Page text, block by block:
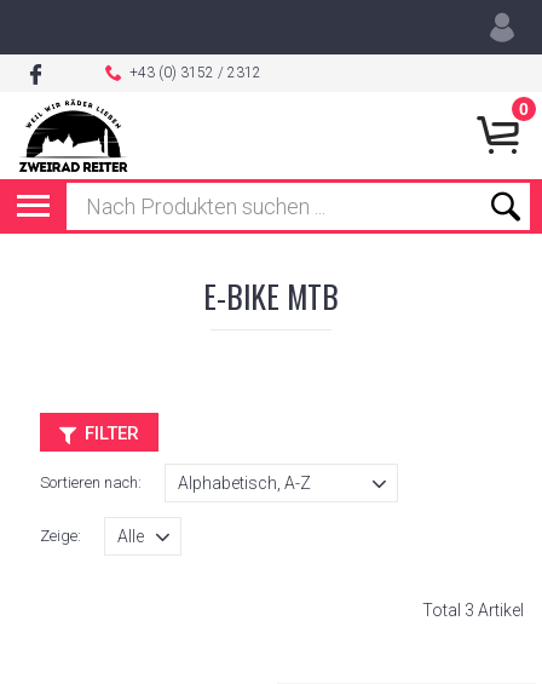
+43 (0) 3152 / 2312
0
E-BIKE MTB
FILTER
Sortieren nach:
Zeige:
Total 3 Artikel